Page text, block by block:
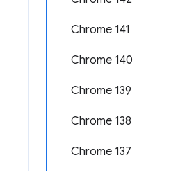
Chrome 141
Chrome 140
Chrome 139
Chrome 138
Chrome 137